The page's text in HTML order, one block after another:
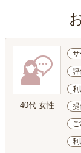
40代 女性
評